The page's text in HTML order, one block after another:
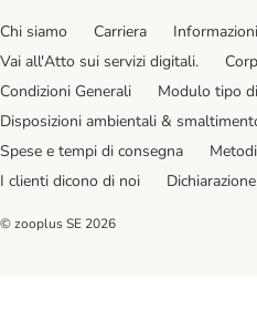
Chi siamo Carriera
Vai all'Atto sui servizi digitali.
Condizioni Generali
Modulo tipo
Disposizioni ambientali &
Spese e tempi di consegna
I clienti dicono di noi
© zooplus SE 2026